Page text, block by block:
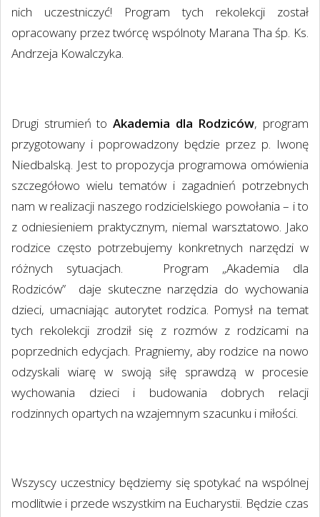
nich uczestniczyć! Program tych rekolekcji został
opracowany przez twórcę wspólnoty Marana Tha śp. Ks.
Andrzeja Kowalczyka.
Drugi strumień to Akademia dla Rodziców, program
przygotowany i poprowadzony będzie przez p. Iwonę
Niedbalską. Jest to propozycja programowa omówienia
szczegółowo wielu tematów i zagadnień potrzebnych
nam w realizacji naszego rodzicielskiego powołania – i to
z odniesieniem praktycznym, niemal warsztatowo. Jako
rodzice często potrzebujemy konkretnych narzędzi w
różnych sytuacjach.
Program „Akademia dla
Rodziców”
daje skuteczne narzędzia do wychowania
dzieci, umacniając autorytet rodzica. Pomysł na temat
tych rekolekcji zrodził się z rozmów z rodzicami na
poprzednich edycjach. Pragniemy, aby rodzice na nowo
odzyskali wiarę w swoją siłę sprawdzą w procesie
wychowania dzieci i budowania dobrych relacji
rodzinnych opartych na wzajemnym szacunku i miłości.
Wszyscy uczestnicy będziemy się spotykać na wspólnej
modlitwie i przede wszystkim na Eucharystii. Będzie czas